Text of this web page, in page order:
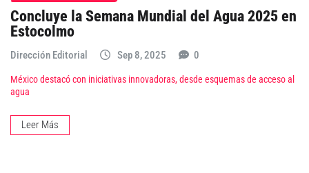
Concluye la Semana Mundial del Agua 2025 en
Estocolmo
Dirección Editorial Sep 8, 2025 0
México destacó con iniciativas innovadoras, desde esquemas de acceso al
agua
Leer Más